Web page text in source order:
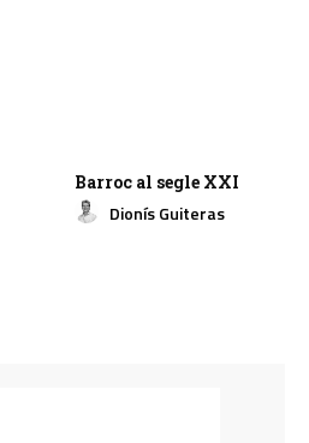
Barroc al segle XXI
Dionís Guiteras